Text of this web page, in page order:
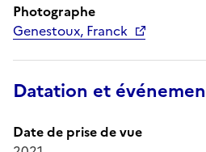
Photographe
Genestoux, Franck
Datation et
Date de prise de vue